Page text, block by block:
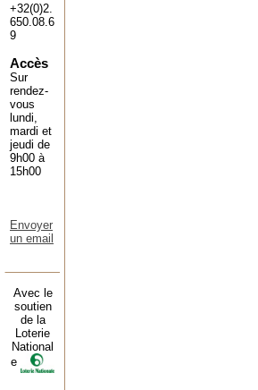
+32(0)2.
650.08.6
9
Accès
Sur
rendez-
vous
lundi,
mardi et
jeudi de
9h00 à
15h00
Envoyer
un email
Avec le
soutien
de la
Loterie
National
e